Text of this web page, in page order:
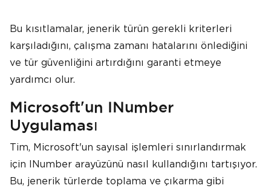
Bu kısıtlamalar, jenerik türün gerekli kriterleri
karşıladığını, çalışma zamanı hatalarını önlediğini
ve tür güvenliğini artırdığını garanti etmeye
yardımcı olur.
Microsoft'un INumber
Uygulaması
Tim, Microsoft'un sayısal işlemleri sınırlandırmak
için INumber arayüzünü nasıl kullandığını tartışıyor.
Bu, jenerik türlerde toplama ve çıkarma gibi